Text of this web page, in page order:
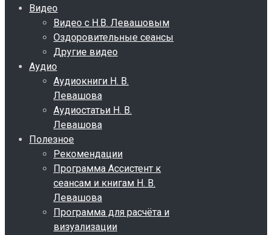
Видео
Видео с Н.В. Левашовым
Оздоровительные сеансы
Другие видео
Аудио
Аудиокниги Н. В.
Левашова
Аудиостатьи Н. В.
Левашова
Полезное
Рекомендации
Программа Ассистент к
сеансам и книгам Н. В.
Левашова
Программа для расчёта и
визуализации